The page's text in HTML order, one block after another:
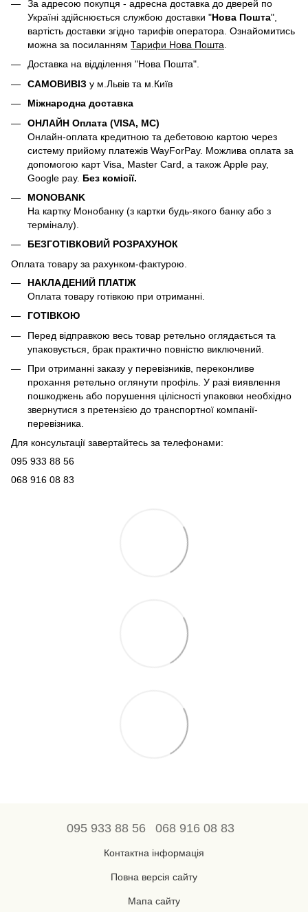
За адресою покупця - адресна доставка до дверей по
Україні здійснюється службою доставки "Нова Пошта",
вартість доставки згідно тарифів оператора. Ознайомитись
можна за посиланням Тарифи Нова Пошта
Доставка на відділення "Нова Пошта".
САМОВИВІЗ у м.Львів та м.Київ
Міжнародна доставка
ОНЛАЙН Оплата (VISA, MC)
Онлайн-оплата кредитною та дебетовою картою через
систему прийому платежів WayForPay. Можлива оплата за
допомогою карт Visa, Master Card, а також Apple pay,
Google pay. Без комісії.
MONOBANK
На картку Монобанку (з картки будь-якого банку або з
терміналу).
БЕЗГОТІВКОВИЙ РОЗРАХУНОК
Оплата товару за рахунком-фактурою.
НАКЛАДЕНИЙ ПЛАТІЖ
Оплата товару готівкою при отриманні.
ГОТІВКОЮ
Перед відправкою весь товар ретельно оглядається та
упаковується, брак практично повністю виключений.
При отриманні заказу у перевізників, переконливе
прохання ретельно оглянути профіль. У разі виявлення
пошкоджень або порушення цілісності упаковки необхідно
звернутися з претензією до транспортної компанії-
перевізника.
Для консультації завертайтесь за телефонами:
095 933 88 56
068 916 08 83
095 933 88 56 068 916 08 83
Контактна інформація
Повна версія сайту
Мапа сайту